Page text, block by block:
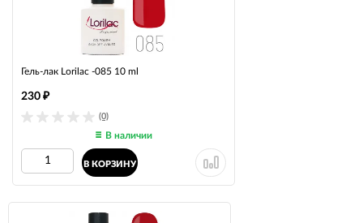
Гель-лак Lorilac -085 10 ml
(0)
230 ₽
В наличии
В КОРЗИНУ